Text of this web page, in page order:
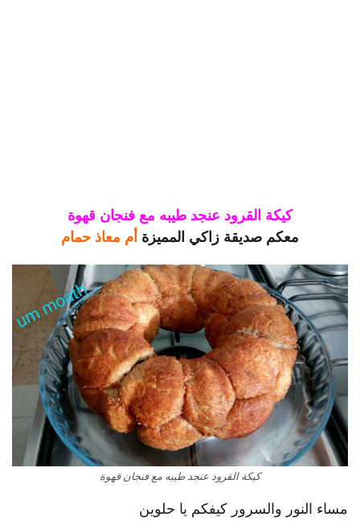
كيكة القرود عنجد طيبه مع فنجان قهوة
معكم صديقة زاكي المميزة أم معاذ حمام
كيكة القرود عنجد طيبه مع فنجان قهوة
مساء النور والسرور كيفكم يا حلوين